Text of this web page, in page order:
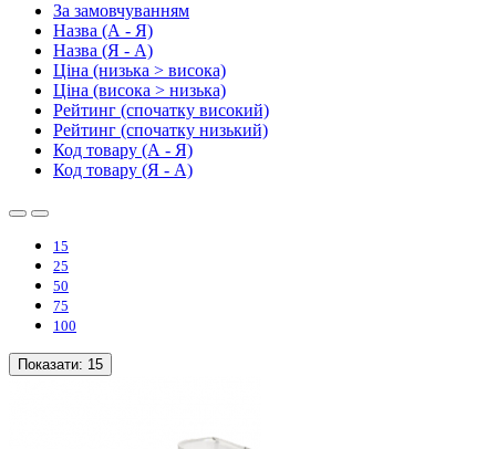
За замовчуванням
Назва (А - Я)
Назва (Я - А)
Ціна (низька > висока)
Ціна (висока > низька)
Рейтинг (спочатку високий)
Рейтинг (спочатку низький)
Код товару (А - Я)
Код товару (Я - А)
15
25
50
75
100
Показати: 15